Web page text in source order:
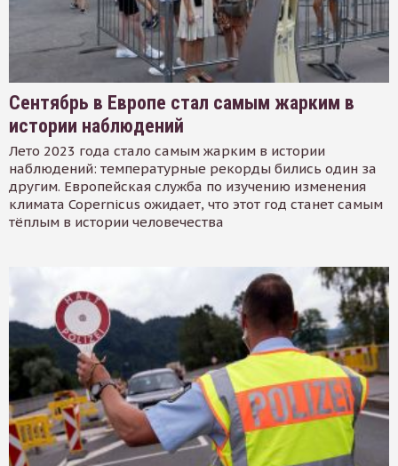
Сентябрь в Европе стал самым жарким в
истории наблюдений
Лето 2023 года стало самым жарким в истории
наблюдений: температурные рекорды бились один за
другим. Европейская служба по изучению изменения
климата Copernicus ожидает, что этот год станет самым
тёплым в истории человечества